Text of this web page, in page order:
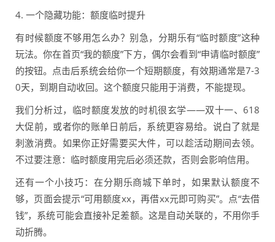
4. 一个隐藏功能：额度临时提升
有时候额度不够用怎么办？别急，分期乐有“临时额度”这种
玩法。你在首页“我的额度”下方，偶尔会看到“申请临时额度”
的按钮。点击后系统会给你一个短期额度，有效期通常是7-3
0天，到期自动收回。这个额度只能用于消费，不能提现。
我们分析过，临时额度发放的时机很玄学——双十一、618
大促前，或者你的账单日前后，系统更容易给。说白了就是
刺激消费。如果你正好需要买大件，可以趁活动期间去领。
不过要注意：临时额度用完后必须还款，否则会影响信用。
还有一个小技巧：在分期乐商城下单时，如果默认额度不
够，页面会提示“可用额度xx，再借xx元即可购买”。点“去借
钱”，系统可能会直接补足差额。这是自动关联的，不用你手
动折腾。